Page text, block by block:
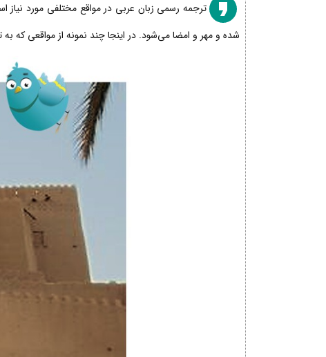
ترجمه رسمی زبان عربی در مواقع مختلفی مورد نیاز
شده و مهر و امضا می‌شود. در اینجا چند نمونه از مواقعی که